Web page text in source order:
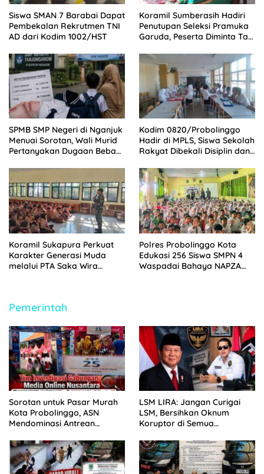
Siswa SMAN 7 Barabai Dapat
Pembekalan Rekrutmen TNI
AD dari Kodim 1002/HST
Koramil Sumberasih Hadiri
Penutupan Seleksi Pramuka
Garuda, Peserta Diminta Tak
SPMB SMP Negeri di Nganjuk
Menuai Sorotan, Wali Murid
Pertanyakan Dugaan Beban
Pengawasan Dinas
Pendidikan
Kodim 0820/Probolinggo
Hadir di MPLS, Siswa Sekolah
Rakyat Dibekali Disiplin dan
Koramil Sukapura Perkuat
Karakter Generasi Muda
melalui PTA Saka Wira
Polres Probolinggo Kota
Edukasi 256 Siswa SMPN 4
Waspadai Bahaya NAPZA
Pemerintah
Sorotan untuk Pasar Murah
Kota Probolinggo, ASN
Mendominasi Antrean
LSM LIRA: Jangan Curigai
LSM, Bersihkan Oknum
Koruptor di Semua